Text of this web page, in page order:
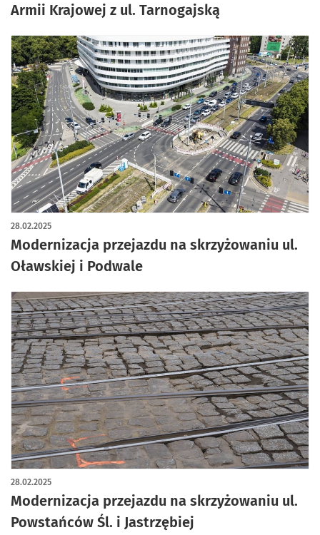
Armii Krajowej z ul. Tarnogajską
Modernizacja przejazdu na skrzyżowaniu ul.
Oławskiej i Podwale
28.02.2025
Modernizacja przejazdu na skrzyżowaniu ul.
Powstańców Śl. i Jastrzębiej
28.02.2025